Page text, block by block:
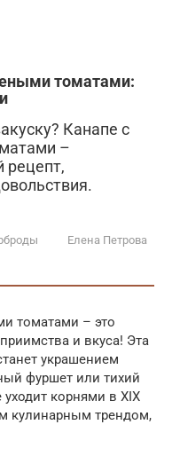
томатами:
Канапе с
–
Елена Петрова
томатами – это
и вкуса! Эта
украшением
фуршет или тихий
корнями в XIX
кулинарным трендом,